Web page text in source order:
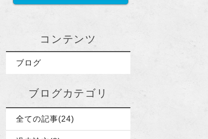
コンテンツ
ブログ
ブログカテゴリ
全ての記事(24)